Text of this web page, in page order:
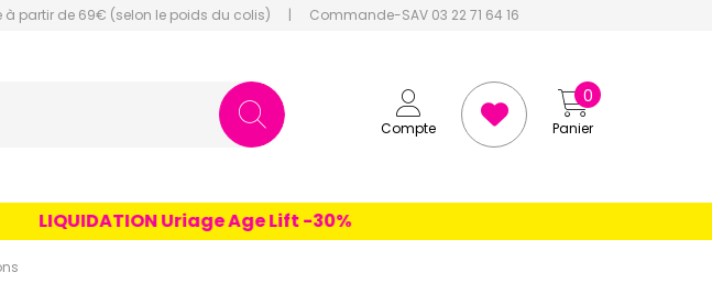
à partir de 69€ (selon le poids du colis) | Commande-SAV 03 22 71 64 16
Compte Panier
0
LIQUIDATION Uriage Age Lift -30%